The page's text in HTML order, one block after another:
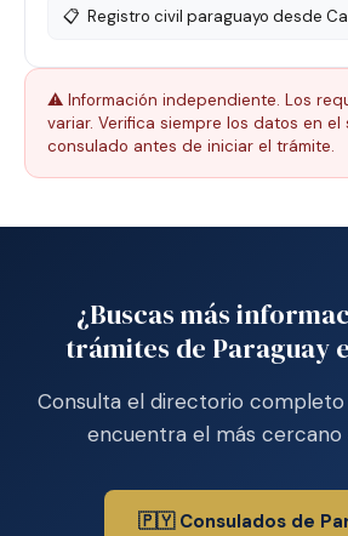
📋 Registro civil paraguayo desde
⚠️ Información independiente. Los
variar. Verifica siempre los datos en el
consulado antes de iniciar el trámite.
¿Buscas más
trámites de Paraguay
Consulta el directorio completo
encuentra el más cercano
🇵🇾 Consulados de